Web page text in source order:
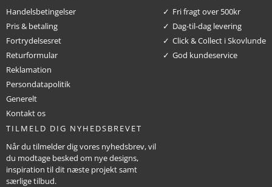
Handelsbetingelser
Pris & betaling
Fortrydelsesret
Returformular
Reklamation
Persondatapolitik
Generelt
Kontakt os
Fri fragt over 500kr
Dag-til-dag levering
Click & Collect i Skovlunde
God kundeservice
TILMELD DIG NYHEDSBREVET
Når du tilmelder dig vores nyhedsbrev, vil
du modtage besked om nye designs,
inspiration til dit næste projekt samt
særlige tilbud.